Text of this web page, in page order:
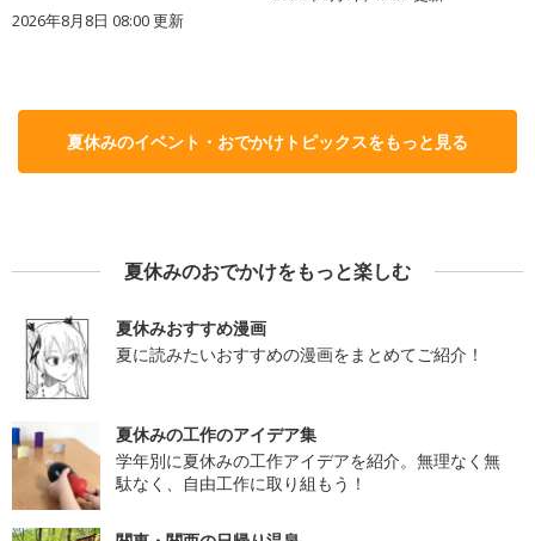
2026年8月8日 08:00更新
夏休みのイベント・おでかけトピックスをもっと見る
夏休みのおでかけをもっと楽しむ
夏休みおすすめ漫画
夏に読みたいおすすめの漫画をまとめてご紹介！
夏休みの工作のアイデア集
学年別に夏休みの工作アイデアを紹介。無理なく無
駄なく、自由工作に取り組もう！